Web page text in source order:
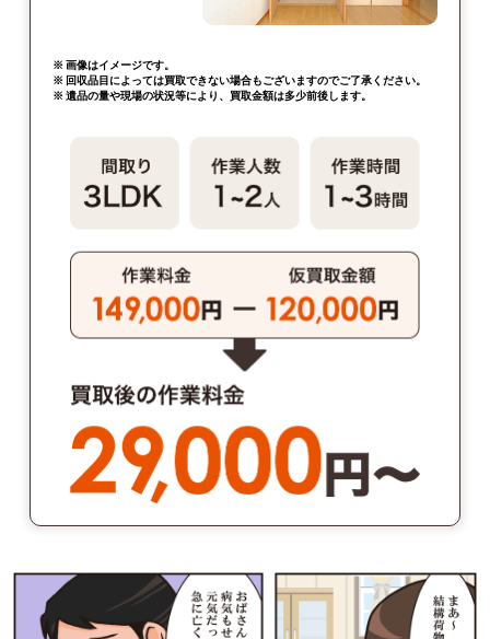
※ 画像はイメージです。
※ 回収品目によっては買取できない場合もございますのでご了承ください。
※ 遺品の量や現場の状況等により、買取金額は多少前後します。